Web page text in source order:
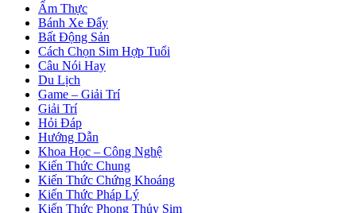
Ẩm Thực
Bánh Xe Đẩy
Bất Động Sản
Cách Chọn Sim Hợp Tuổi
Câu Nói Hay
Du Lịch
Game – Giải Trí
Giải Trí
Hỏi Đáp
Hướng Dẫn
Khoa Học – Công Nghệ
Kiến Thức Chung
Kiến Thức Chứng Khoáng
Kiến Thức Pháp Lý
Kiến Thức Phong Thủy Sim